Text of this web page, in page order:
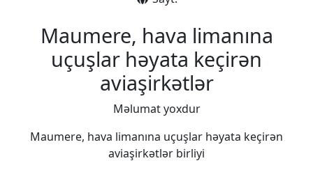
Maumere, hava limanına
uçuşlar həyata keçirən
aviaşirkətlər
Məlumat yoxdur
Maumere, hava limanına uçuşlar həyata keçirən
aviaşirkətlər birliyi